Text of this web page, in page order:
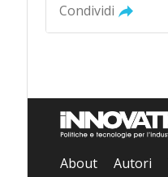
Condividi
About Autori